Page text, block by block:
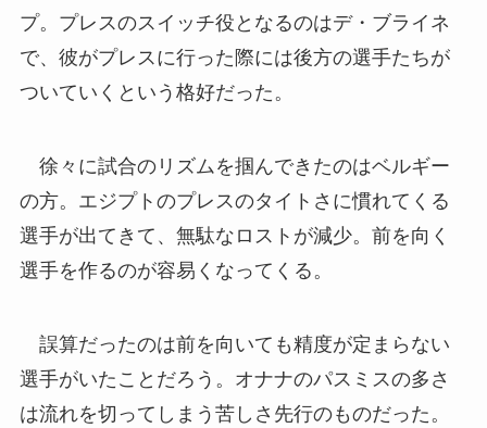
プ。プレスのスイッチ役となるのはデ・ブライネ
で、彼がプレスに行った際には後方の選手たちが
ついていくという格好だった。
徐々に試合のリズムを掴んできたのはベルギー
の方。エジプトのプレスのタイトさに慣れてくる
選手が出てきて、無駄なロストが減少。前を向く
選手を作るのが容易くなってくる。
誤算だったのは前を向いても精度が定まらない
選手がいたことだろう。オナナのパスミスの多さ
は流れを切ってしまう苦しさ先行のものだった。